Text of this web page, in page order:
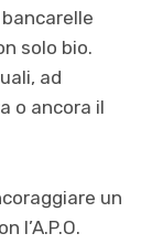
solo bio.
ad
o ancora il
un
l’A.P.O.